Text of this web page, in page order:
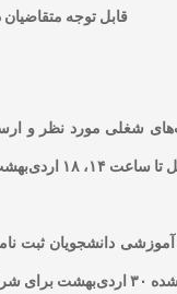
قابل توجه
دانشجویان ثبت